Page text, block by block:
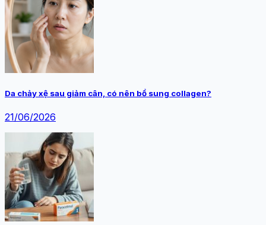
Da chảy xệ sau giảm cân, có nên bổ sung collagen?
21/06/2026